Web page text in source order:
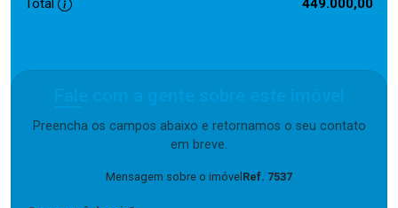
Total
449.000,00
Preencha os campos abaixo e retornamos o seu contato
em breve.
Mensagem sobre o imóvel Ref. 7537